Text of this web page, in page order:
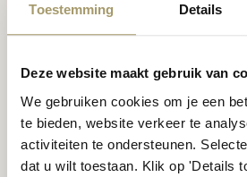
Toestemming Details
Deze website maakt gebruik van
We gebruiken cookies om je een
te bieden, website verkeer te
activiteiten te ondersteunen.
dat u wilt toestaan. Klik op 'Details
fromagère
Nos clients nous
attribuent une note
moyenne de 9,5 %